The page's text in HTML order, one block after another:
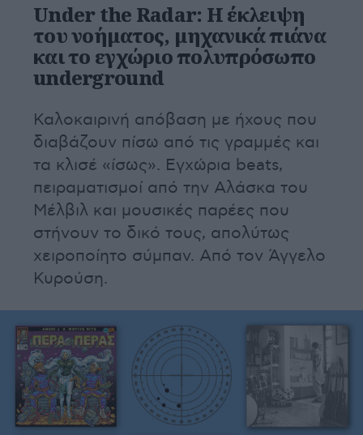
Under the Radar: Η έκλειψη
του νοήματος, μηχανικά πιάνα
και το εγχώριο πολυπρόσωπο
underground
Καλοκαιρινή απόβαση με ήχους που
διαβάζουν πίσω από τις γραμμές και
τα κλισέ «ίσως». Εγχώρια beats,
πειραματισμοί από την Αλάσκα του
Μέλβιλ και μουσικές παρέες που
στήνουν το δικό τους, απολύτως
χειροποίητο σύμπαν. Από τον Άγγελο
Κυρούση.